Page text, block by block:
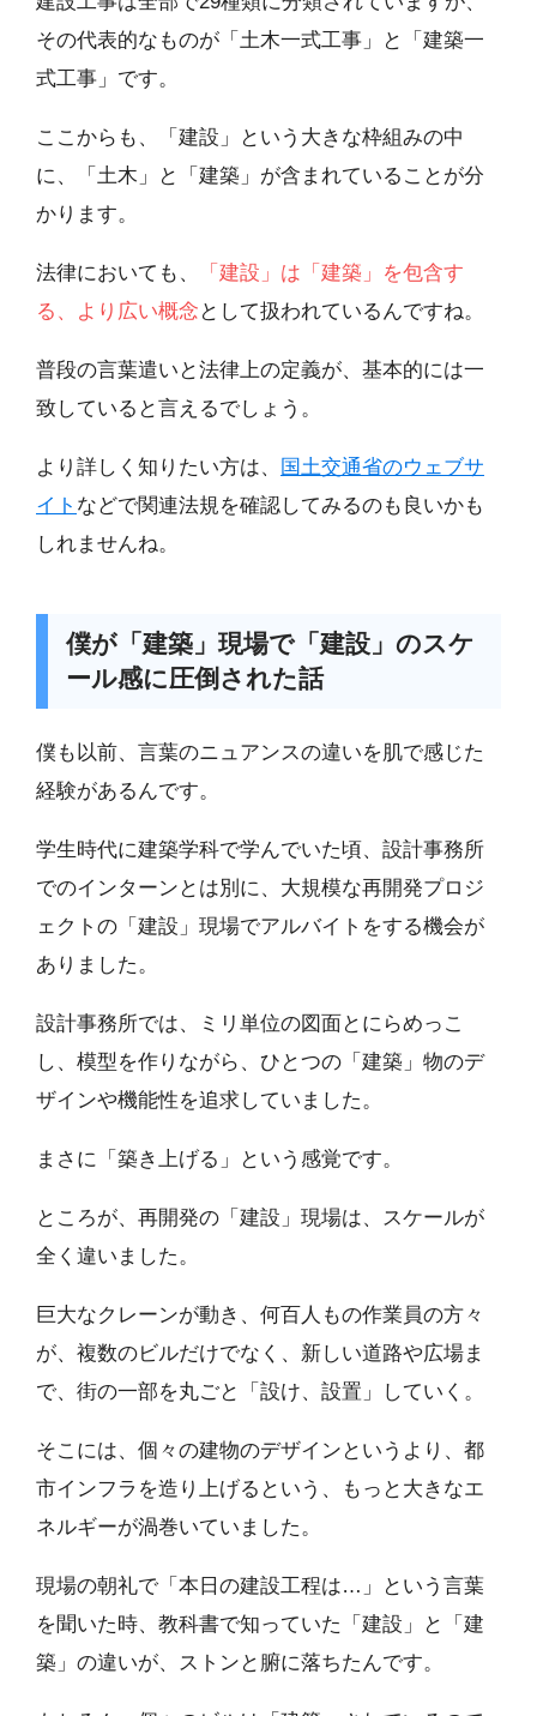
その代表的なものが「土木一式工事」と「建築一
式工事」です。
ここからも、「建設」という大きな枠組みの中
に、「土木」と「建築」が含まれていることが分
かります。
法律においても、
「建設」は「建築」を包含す
る、より広い概念 として扱われているんですね。
普段の言葉遣いと法律上の定義が、基本的には一
致していると言えるでしょう。
より詳しく知りたい方は、
国土交通省のウェブサ
イト などで関連法規を確認してみるのも良いかも
しれませんね。
僕が「建築」現場で「建設」のスケ
ール感に圧倒された話
僕も以前、言葉のニュアンスの違いを肌で感じた
経験があるんです。
学生時代に建築学科で学んでいた頃、設計事務所
でのインターンとは別に、大規模な再開発プロジ
ェクトの「建設」現場でアルバイトをする機会が
ありました。
設計事務所では、ミリ単位の図面とにらめっこ
し、模型を作りながら、ひとつの「建築」物のデ
ザインや機能性を追求していました。
まさに「築き上げる」という感覚です。
ところが、再開発の「建設」現場は、スケールが
全く違いました。
巨大なクレーンが動き、何百人もの作業員の方々
が、複数のビルだけでなく、新しい道路や広場ま
で、街の一部を丸ごと「設け、設置」していく。
そこには、個々の建物のデザインというより、都
市インフラを造り上げるという、もっと大きなエ
ネルギーが渦巻いていました。
現場の朝礼で「本日の建設工程は…」という言葉
を聞いた時、教科書で知っていた「建設」と「建
築」の違いが、ストンと腑に落ちたんです。